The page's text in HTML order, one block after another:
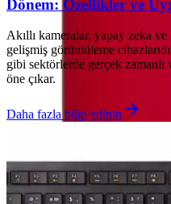
Dönem: Özellikler ve
Akıllı kameralar, yapay zeka
gelişmiş görüntüleme
gibi sektörlerde gerçek
öne çıkar.
Daha fazla bilgi edinin